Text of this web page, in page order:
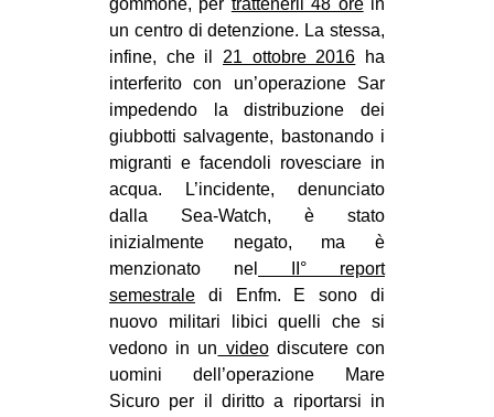
gommone, per trattenerli 48 orein
un centro di detenzione. La stessa,
infine, che il 21 ottobre 2016 ha
interferito con un’operazione Sar
impedendo la distribuzione dei
giubbotti salvagente, bastonando i
migranti e facendoli rovesciare in
acqua. L’incidente, denunciato
dalla Sea-Watch, è stato
inizialmente negato, ma è
menzionato nel
II° report
semestrale di Enfm. E sono di
nuovo militari libici quelli che si
vedono in un videodiscutere con
uomini dell’operazione Mare
Sicuro per il diritto a riportarsi in